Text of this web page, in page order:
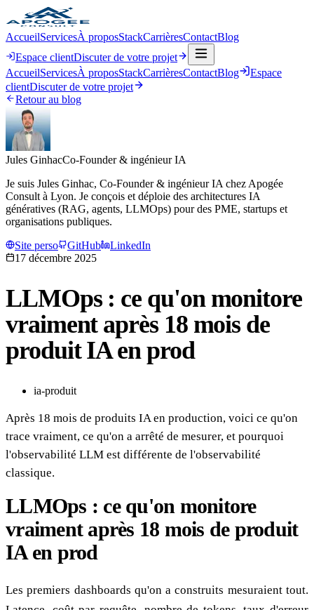
AccueilServicesÀ proposStackCarrièresContactBlog
Espace clientDiscuter de votre projet
AccueilServicesÀ proposStackCarrièresContactBlog
Espace
clientDiscuter de votre projet
Retour au blog
Jules GinhacCo-Founder & ingénieur IA
Je suis Jules Ginhac, Co-Founder & ingénieur IA chez Apogée
Consult à Lyon. Je conçois et déploie des architectures IA
génératives (RAG, agents, LLMOps) pour des PME, startups et
organisations publiques.
Site perso
GitHub
LinkedIn
17 décembre 2025
LLMOps : ce qu'on monitore
vraiment après 18 mois de
produit IA en prod
ia-produit
Après 18 mois de produits IA en production, voici ce qu'on
trace vraiment, ce qu'on a arrêté de mesurer, et pourquoi
l'observabilité LLM est différente de l'observabilité
classique.
LLMOps : ce qu'on monitore
vraiment après 18 mois de produit
IA en prod
Les premiers dashboards qu'on a construits mesuraient tout.